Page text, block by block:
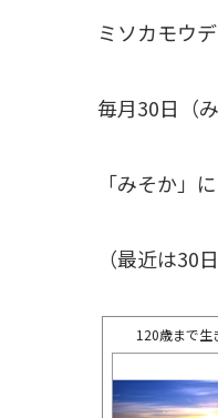
ミソカモウ
毎月30日（
「みそか」
（最近は30
120歳まで生